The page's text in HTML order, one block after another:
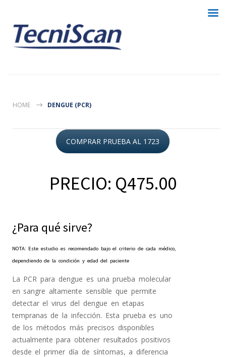
HOME DENGUE (PCR)
COMPRAR PRUEBA AL 1723
PRECIO: Q475.00
¿Para qué sirve?
NOTA: Este estudio es recomendado bajo el criterio de cada médico,
dependiendo de la condición y edad del paciente
La PCR para dengue es una prueba molecular
en sangre altamente sensible que permite
detectar el virus del dengue en etapas
tempranas de la infección. Esta prueba es uno
de los métodos más precisos disponibles
actualmente para obtener resultados positivos
desde el primer día de síntomas, a diferencia